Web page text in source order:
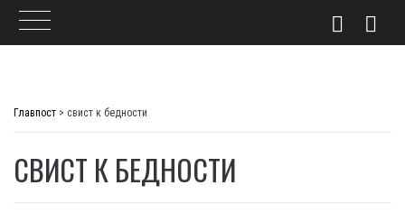
Главпост > свист к бедности
СВИСТ К БЕДНОСТИ